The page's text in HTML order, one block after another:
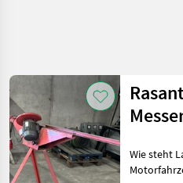
Wie steht